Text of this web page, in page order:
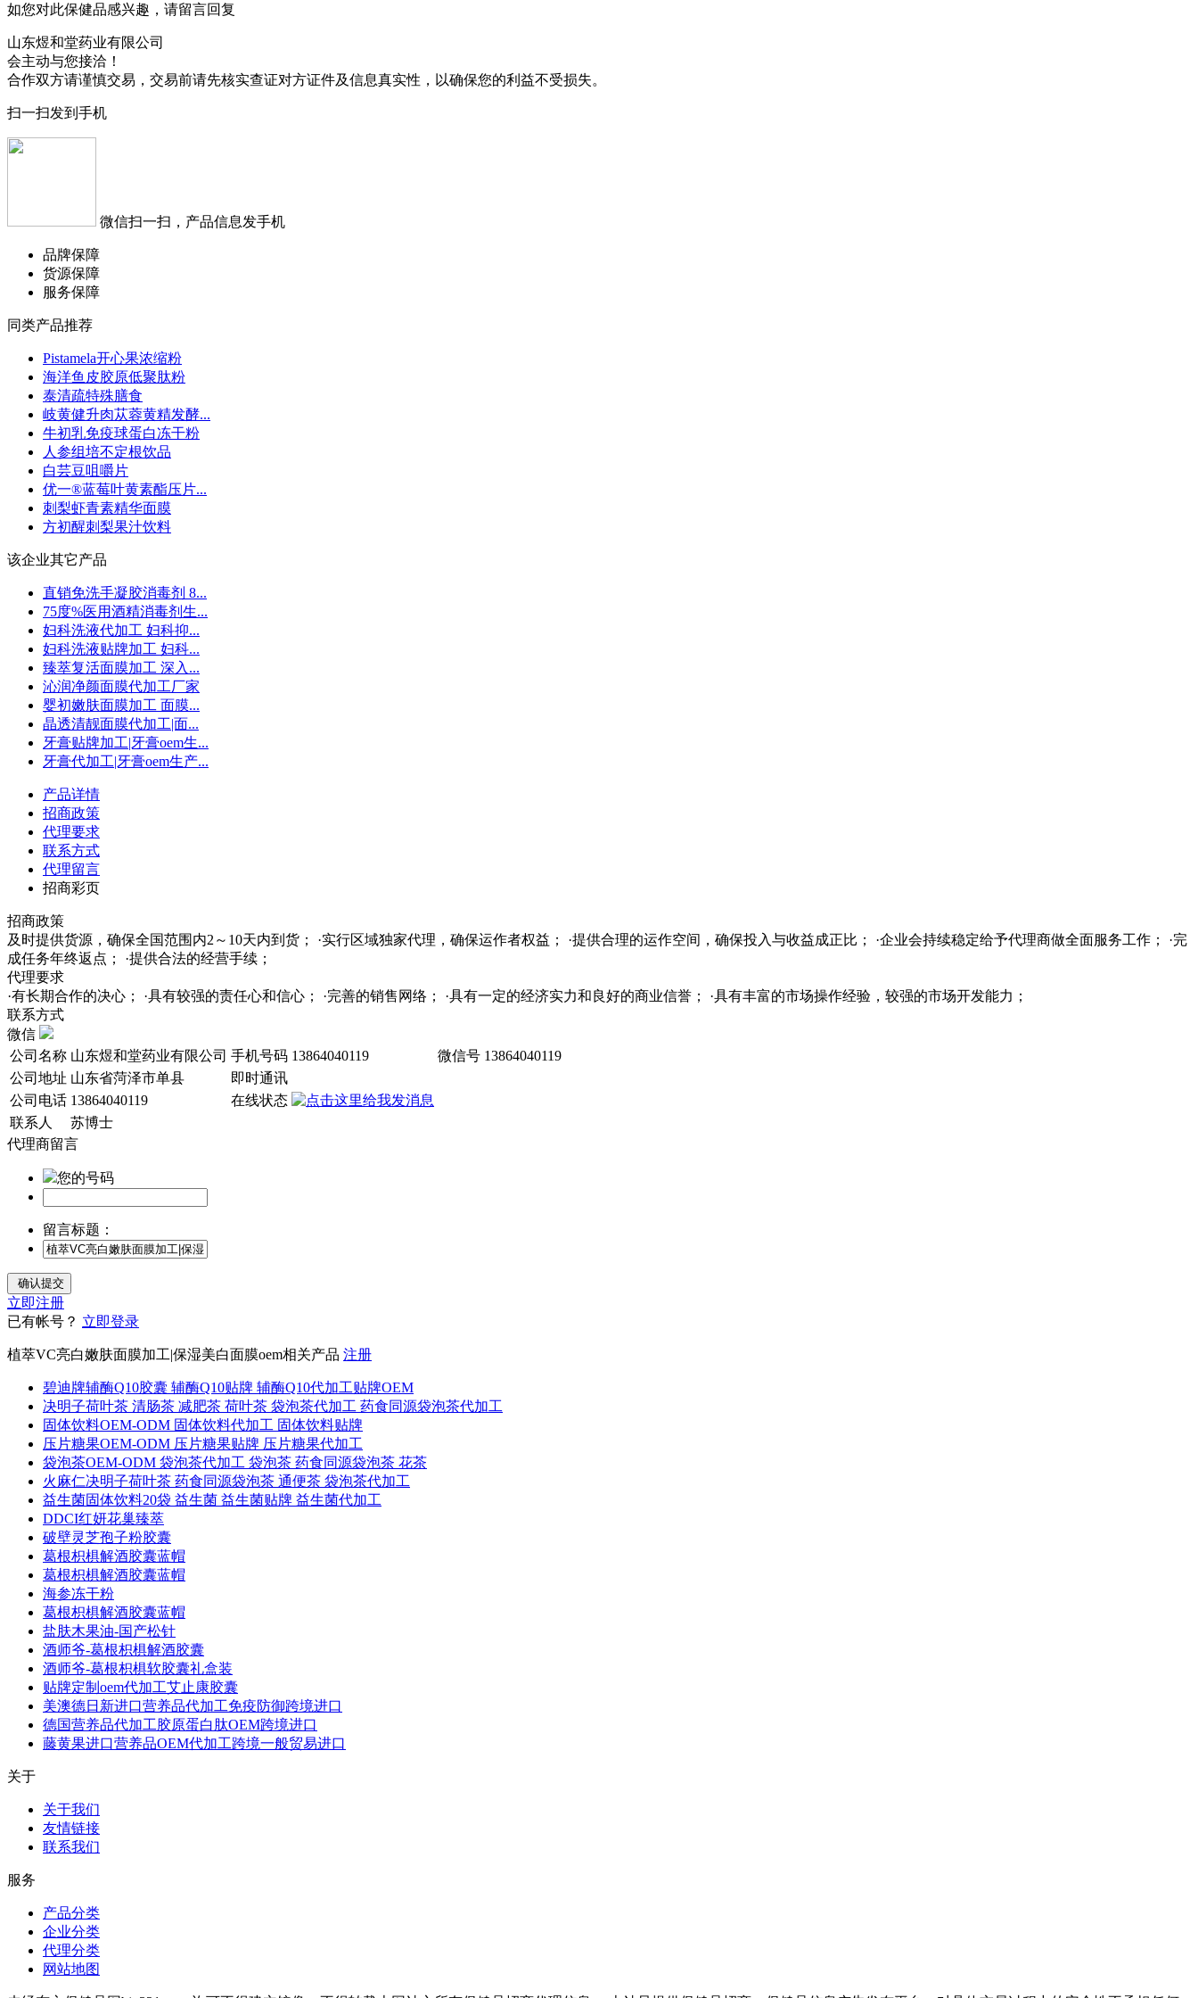
如您对此保健品感兴趣，请留言回复
山东煜和堂药业有限公司
会主动与您接洽！
合作双方请谨慎交易，交易前请先核实查证对方证件及信息真实性，以确保您的利益不受损失。
扫一扫发到手机
微信扫一扫，产品信息发手机
品牌保障
货源保障
服务保障
同类产品推荐
Pistamela开心果浓缩粉
海洋鱼皮胶原低聚肽粉
泰清疏特殊膳食
岐黄健升肉苁蓉黄精发酵...
牛初乳免疫球蛋白冻干粉
人参组培不定根饮品
白芸豆咀嚼片
优一®蓝莓叶黄素酯压片...
刺梨虾青素精华面膜
方初醒刺梨果汁饮料
该企业其它产品
直销免洗手凝胶消毒剂 8...
75度%医用酒精消毒剂生...
妇科洗液代加工 妇科抑...
妇科洗液贴牌加工 妇科...
臻萃复活面膜加工 深入...
沁润净颜面膜代加工厂家
婴初嫩肤面膜加工 面膜...
晶透清靓面膜代加工|面...
牙膏贴牌加工|牙膏oem生...
牙膏代加工|牙膏oem生产...
产品详情
招商政策
代理要求
联系方式
代理留言
招商彩页
招商政策
及时提供货源，确保全国范围内2～10天内到货； ·实行区域独家代理，确保运作者权益； ·提供合理的运作空间，确保投入与收益成正比； ·企业会持续稳定给予代理商做全面服务工作； ·完
成任务年终返点； ·提供合法的经营手续；
代理要求
·有长期合作的决心； ·具有较强的责任心和信心； ·完善的销售网络； ·具有一定的经济实力和良好的商业信誉； ·具有丰富的市场操作经验，较强的市场开发能力；
联系方式
微信
公司名称 山东煜和堂药业有限公司 手机号码 13864040119 微信号 13864040119
公司地址 山东省菏泽市单县
即时通讯
公司电话 13864040119
在线状态
联系人
苏博士
代理商留言
您的号码
留言标题：
立即注册
已有帐号？ 立即登录
植萃VC亮白嫩肤面膜加工|保湿美白面膜oem相关产品 注册
碧迪牌辅酶Q10胶囊 辅酶Q10贴牌 辅酶Q10代加工贴牌OEM
决明子荷叶茶 清肠茶 减肥茶 荷叶茶 袋泡茶代加工 药食同源袋泡茶代加工
固体饮料OEM-ODM 固体饮料代加工 固体饮料贴牌
压片糖果OEM-ODM 压片糖果贴牌 压片糖果代加工
袋泡茶OEM-ODM 袋泡茶代加工 袋泡茶 药食同源袋泡茶 花茶
火麻仁决明子荷叶茶 药食同源袋泡茶 通便茶 袋泡茶代加工
益生菌固体饮料20袋 益生菌 益生菌贴牌 益生菌代加工
DDCI红妍花巢臻萃
破壁灵芝孢子粉胶囊
葛根枳椇解酒胶囊蓝帽
葛根枳椇解酒胶囊蓝帽
海参冻干粉
葛根枳椇解酒胶囊蓝帽
盐肤木果油-国产松针
酒师爷-葛根枳椇解酒胶囊
酒师爷-葛根枳椇软胶囊礼盒装
贴牌定制oem代加工艾止康胶囊
美澳德日新进口营养品代加工免疫防御跨境进口
德国营养品代加工胶原蛋白肽OEM跨境进口
藤黄果进口营养品OEM代加工跨境一般贸易进口
关于
关于我们
友情链接
联系我们
服务
产品分类
企业分类
代理分类
网站地图